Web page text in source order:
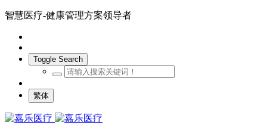
智慧医疗-健康管理方案领导者
Toggle Search
繁体